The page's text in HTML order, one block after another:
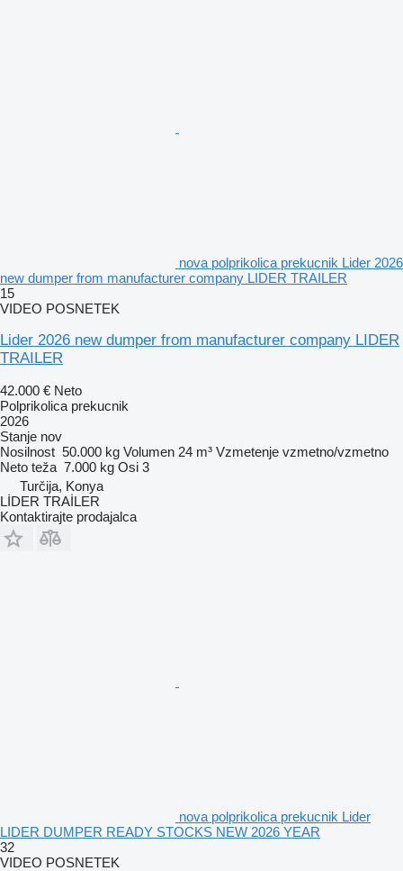
nova polprikolica prekucnik Lider 2026
new dumper from manufacturer company LIDER TRAILER
15
VIDEO POSNETEK
Lider 2026 new dumper from manufacturer company LIDER
TRAILER
42.000 € Neto
Polprikolica prekucnik
2026
Stanje nov
Nosilnost 50.000 kg Volumen 24 m³ Vzmetenje vzmetno/vzmetno
Neto teža 7.000 kg Osi 3
Turčija, Konya
LİDER TRAİLER
Kontaktirajte prodajalca
nova polprikolica prekucnik Lider
LIDER DUMPER READY STOCKS NEW 2026 YEAR
32
VIDEO POSNETEK